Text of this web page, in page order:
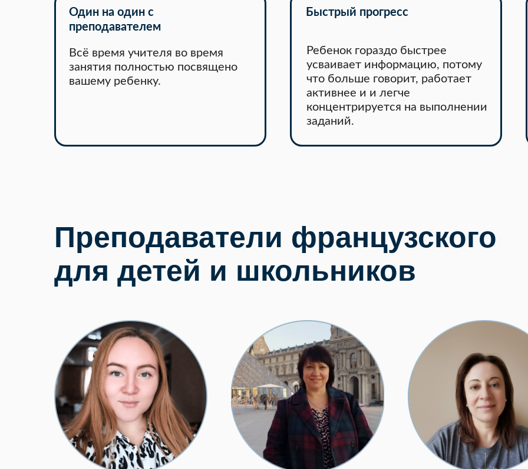
Всё время учителя во время
занятия полностью посвящено
вашему ребенку.
Ребенок гораздо быстрее
усваивает информацию, потому
что больше говорит, работает
активнее и и легче
концентрируется на выполнении
заданий.
Один на один с
преподавателем
Быстрый прогресс
Преподаватели французского
для детей и школьников